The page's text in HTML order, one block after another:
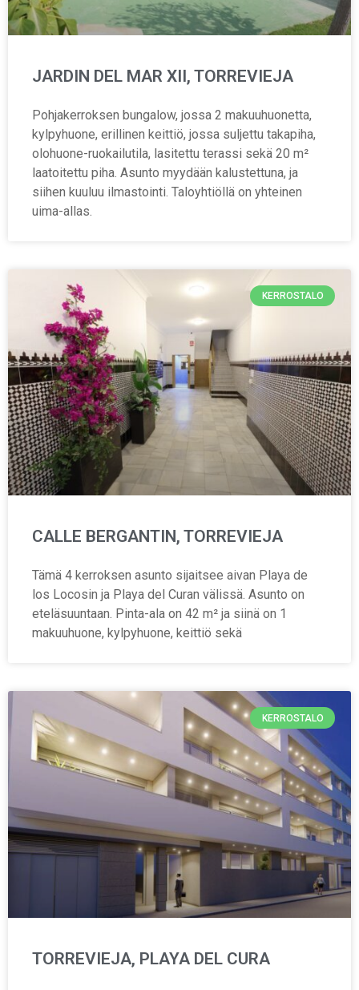
JARDIN DEL MAR XII, TORREVIEJA
Pohjakerroksen bungalow, jossa 2 makuuhuonetta,
kylpyhuone, erillinen keittiö, jossa suljettu takapiha,
olohuone-ruokailutila, lasitettu terassi sekä 20 m²
laatoitettu piha. Asunto myydään kalustettuna, ja
siihen kuuluu ilmastointi. Taloyhtiöllä on yhteinen
uima-allas.
KERROSTALO
CALLE BERGANTIN, TORREVIEJA
Tämä 4 kerroksen asunto sijaitsee aivan Playa de
los Locosin ja Playa del Curan välissä. Asunto on
eteläsuuntaan. Pinta-ala on 42 m² ja siinä on 1
makuuhuone, kylpyhuone, keittiö sekä
KERROSTALO
TORREVIEJA, PLAYA DEL CURA